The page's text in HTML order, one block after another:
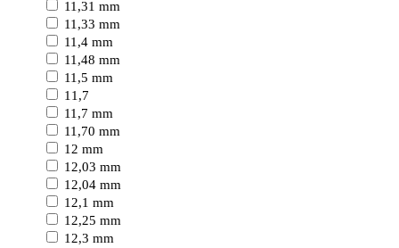
11,31 mm
11,33 mm
11,4 mm
11,48 mm
11,5 mm
11,7
11,7 mm
11,70 mm
12 mm
12,03 mm
12,04 mm
12,1 mm
12,25 mm
12,3 mm